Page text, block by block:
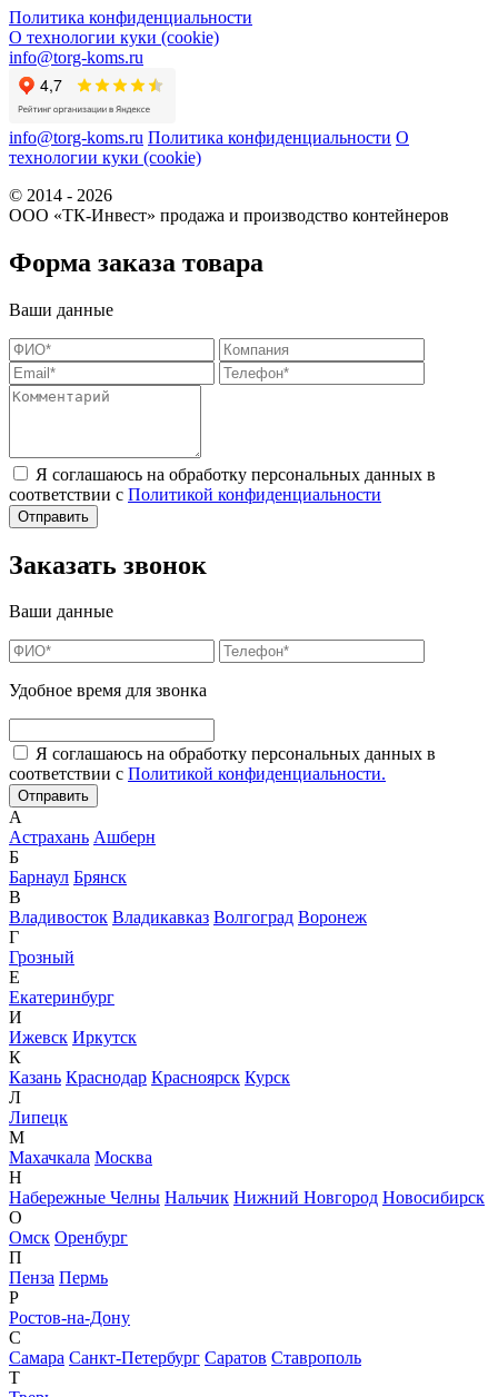
Политика конфиденциальности
О технологии куки (cookie)
info@torg-koms.ru
info@torg-koms.ru Политика конфиденциальности О
технологии куки (cookie)
© 2014 - 2026
ООО «ТК-Инвест» продажа и производство контейнеров
Форма заказа товара
Ваши данные
Я соглашаюсь на обработку персональных данных в
соответствии с Политикой конфиденциальности
Заказать звонок
Ваши данные
Удобное время для звонка
Я соглашаюсь на обработку персональных данных в
соответствии с Политикой конфиденциальности.
А
Астрахань Ашберн
Б
Барнаул Брянск
В
Владивосток Владикавказ Волгоград Воронеж
Г
Грозный
Е
Екатеринбург
И
Ижевск Иркутск
К
Казань Краснодар Красноярск Курск
Л
Липецк
М
Махачкала Москва
Н
Набережные Челны Нальчик Нижний Новгород Новосибирск
О
Омск Оренбург
П
Пенза Пермь
Р
Ростов-на-Дону
С
Самара Санкт-Петербург Саратов Ставрополь
Т